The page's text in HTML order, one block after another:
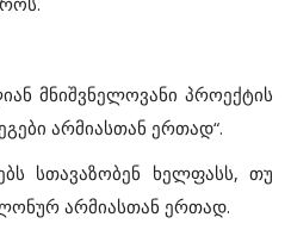
მნიშვნელოვანი პროექტის
არმიასთან ერთად“.
სთავაზობენ ხელფასს, თუ
არმიასთან ერთად.